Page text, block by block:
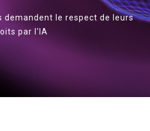
demandent le respect de leurs
par l'IA